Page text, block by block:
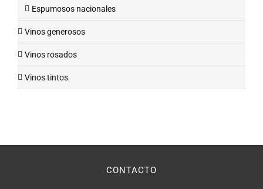
Espumosos nacionales
Vinos generosos
Vinos rosados
Vinos tintos
CONTACTO